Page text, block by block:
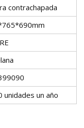
contrachapada
unidades un año